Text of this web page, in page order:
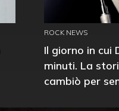
ROCK NEWS
Il giorno in cui
minuti. La
cambiò per